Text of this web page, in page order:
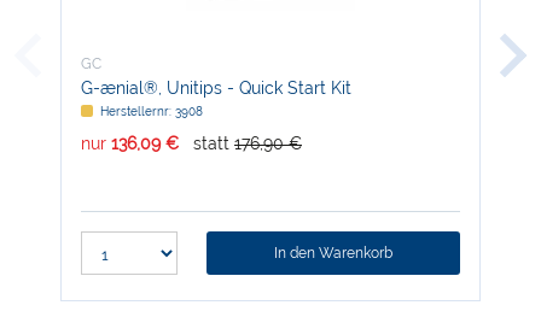
GC
G-ænial®, Unitips - Quick Start Kit
Herstellernr: 3908
nur 136,09 € statt 176,90 €
In den Warenkorb
GC